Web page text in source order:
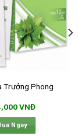
Trưởng Phong
VNĐ
Ngay